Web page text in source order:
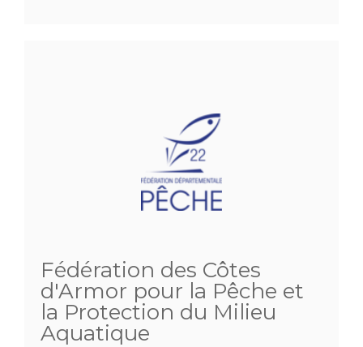
Fédération des Côtes
d'Armor pour la Pêche et
la Protection du Milieu
Aquatique